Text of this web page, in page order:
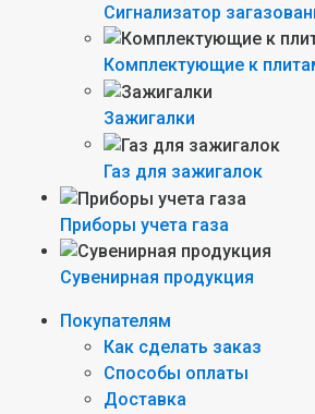
Сигнализатор
Комплектующие к
Зажигалки
Газ для зажигалок
Приборы учета газа
Сувенирная продукция
Покупателям
Как сделать заказ
Способы оплаты
Доставка